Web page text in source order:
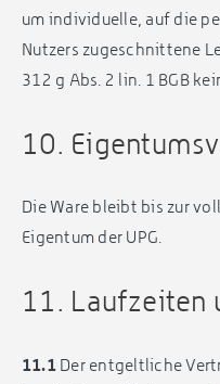
um individuelle, auf die
Nutzers zugeschnittene
312 g Abs. 2 lin. 1 BGB
10.
Die Ware bleibt bis zur
Eigentum der UPG.
11. Laufzeiten
11.1Der entgeltliche